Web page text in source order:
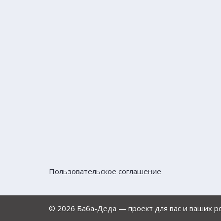
Пользовательское соглашение
© 2026 Баба-Деда — проект для вас и ваших